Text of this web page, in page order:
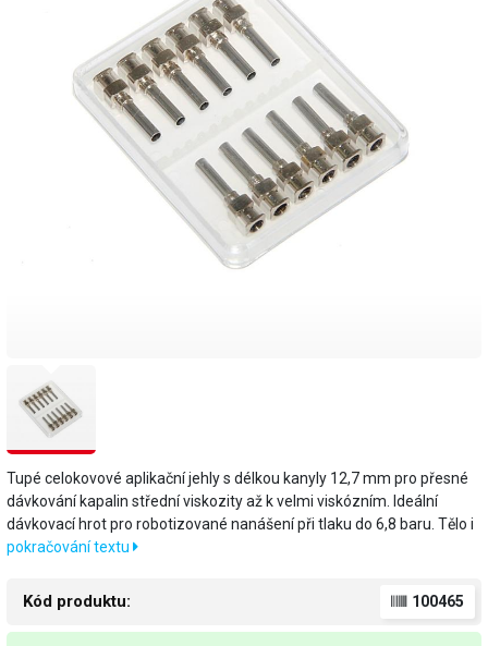
Tupé celokovové aplikační jehly s délkou kanyly 12,7 mm pro přesné
dávkování kapalin střední viskozity až k velmi viskózním. Ideální
dávkovací hrot pro robotizované nanášení při tlaku do 6,8 baru. Tělo i
pokračování textu
Kód produktu: 100465